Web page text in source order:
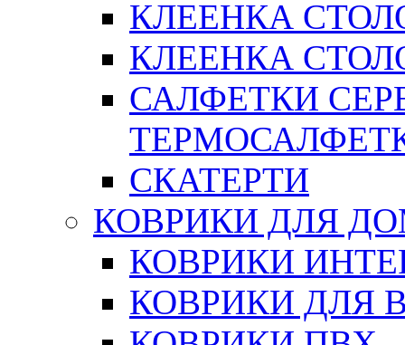
КЛЕЕНКА
КЛЕЕНКА
САЛФЕТКИ
СКАТЕРТИ
КОВРИКИ ДЛЯ
КОВРИКИ
КОВРИКИ ДЛЯ